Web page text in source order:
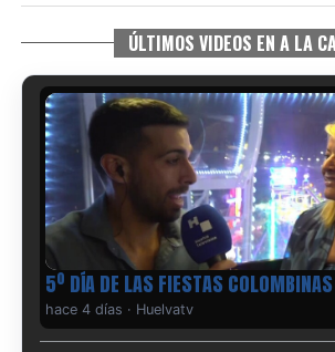
ÚLTIMOS VIDEOS EN A LA
5º DÍA DE LAS FIESTAS
hace 4 días · Huelvatv